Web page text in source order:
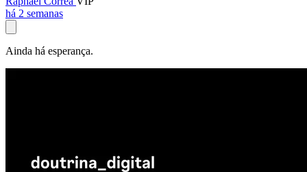
há 2 semanas
Ainda há esperança.